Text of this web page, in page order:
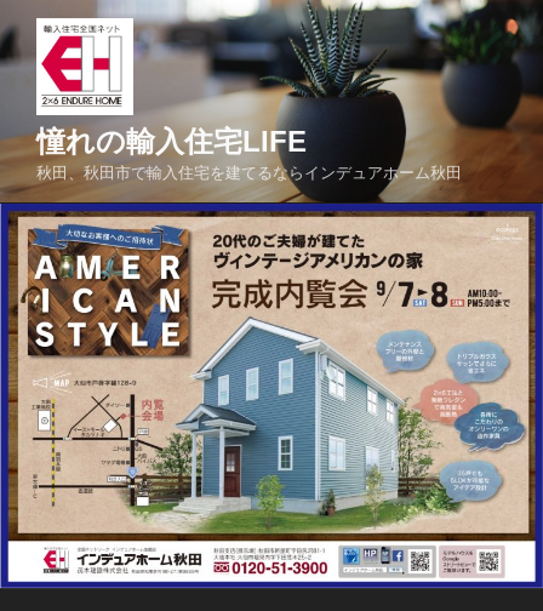
ン
テ
へ
ス
キ
ッ
憧れの輸入住宅LIFE
秋田、秋田市で輸入住宅を建てるならインデュアホーム秋田